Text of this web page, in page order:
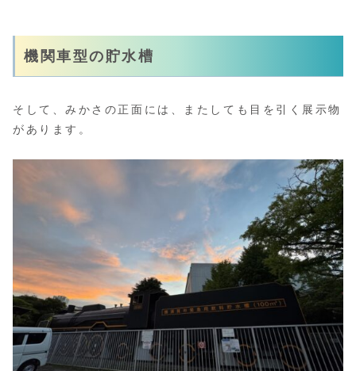
機関車型の貯水槽
そして、みかさの正面には、またしても目を引く展示物
があります。